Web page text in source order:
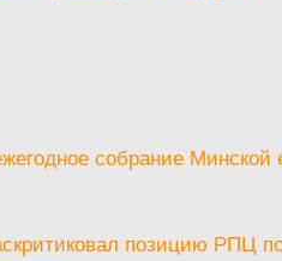
собрание
позицию РПЦ